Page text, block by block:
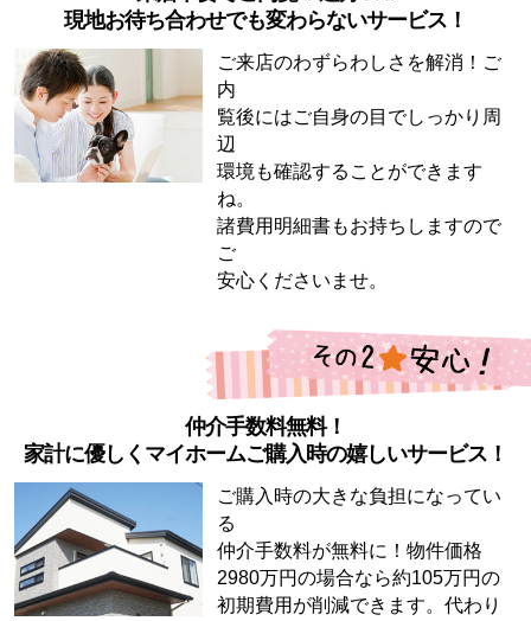
現地お待ち合わせでも変わらないサービス！
ご来店のわずらわしさを解消！ご
内
覧後にはご自身の目でしっかり周
辺
環境も確認することができます
ね。
諸費用明細書もお持ちしますので
ご
安心くださいませ。
仲介手数料無料！
家計に優しくマイホームご購入時の嬉しいサービス！
ご購入時の大きな負担になってい
る
仲介手数料が無料に！物件価格
2980万円の場合なら約105万円の
初期費用が削減できます。代わり